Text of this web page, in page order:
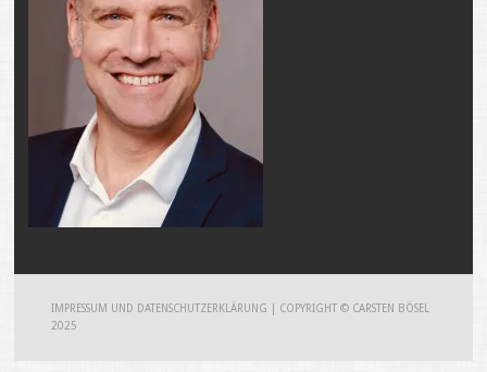
IMPRESSUM UND DATENSCHUTZERKLÄRUNG
COPYRIGHT © CARSTEN BÖSEL
2025